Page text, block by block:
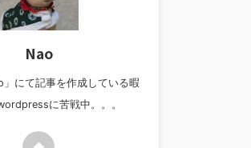
Nao
」にて記事を作成している暇
に苦戦中。。。